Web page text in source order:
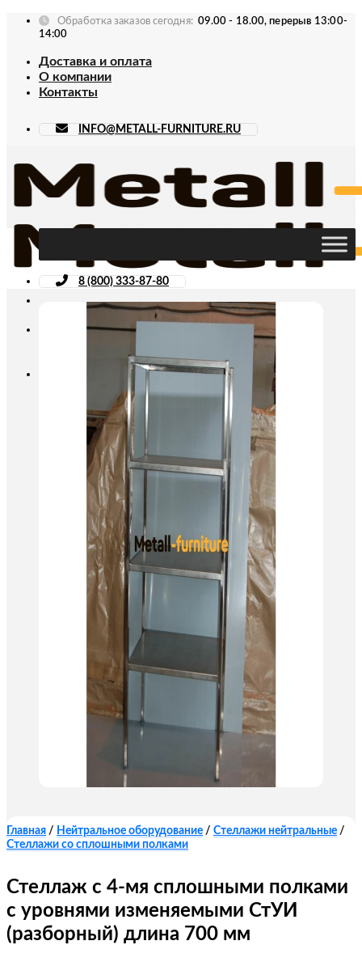
Skip
Обработка заказов сегодня: 09.00 - 18.00, перерыв 13:00-
14:00
Доставка и оплата
О компании
Контакты
INFO@METALL-FURNITURE.RU
8 (800) 333-87-80
Главная / Нейтральное оборудование / Стеллажи нейтральные /
Стеллажи со сплошными полками
Стеллаж с 4-мя сплошными полками
с уровнями изменяемыми СтУИ
(разборный) длина 700 мм